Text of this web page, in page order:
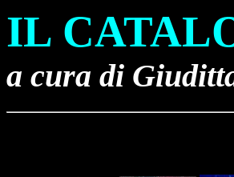
IL
a cura di